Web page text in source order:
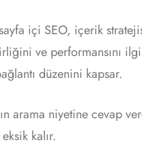
içi SEO, içerik
ve performansını
düzenini kapsar.
arama niyetine cevap
kalır.